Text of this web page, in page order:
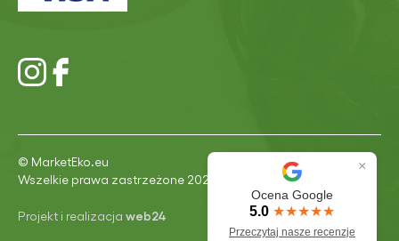
×
Ocena Google
5.0 ★★★★★
Przeczytaj nasze recenzje
© MarketEko.eu
Wszelkie prawa zastrzeżone 2026
Projekt i realizacja web24